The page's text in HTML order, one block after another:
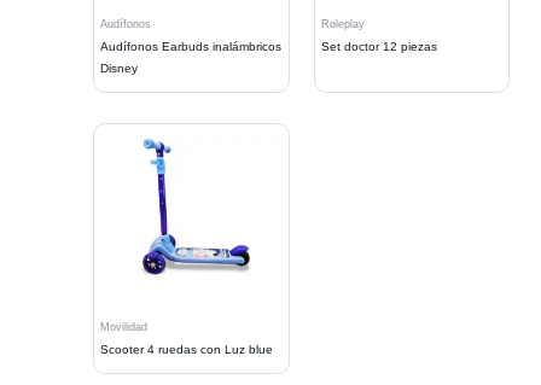
Audífonos
Audífonos Earbuds inalámbricos
Disney
Roleplay
Set doctor 12 piezas
Movilidad
Scooter 4 ruedas con Luz blue